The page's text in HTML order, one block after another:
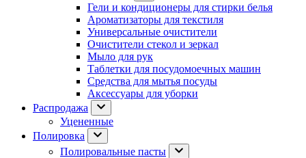
Гели и кондиционеры для стирки белья
Ароматизаторы для текстиля
Универсальные очистители
Очистители стекол и зеркал
Мыло для рук
Таблетки для посудомоечных машин
Средства для мытья посуды
Аксессуары для уборки
Распродажа
Уцененные
Полировка
Полировальные пасты